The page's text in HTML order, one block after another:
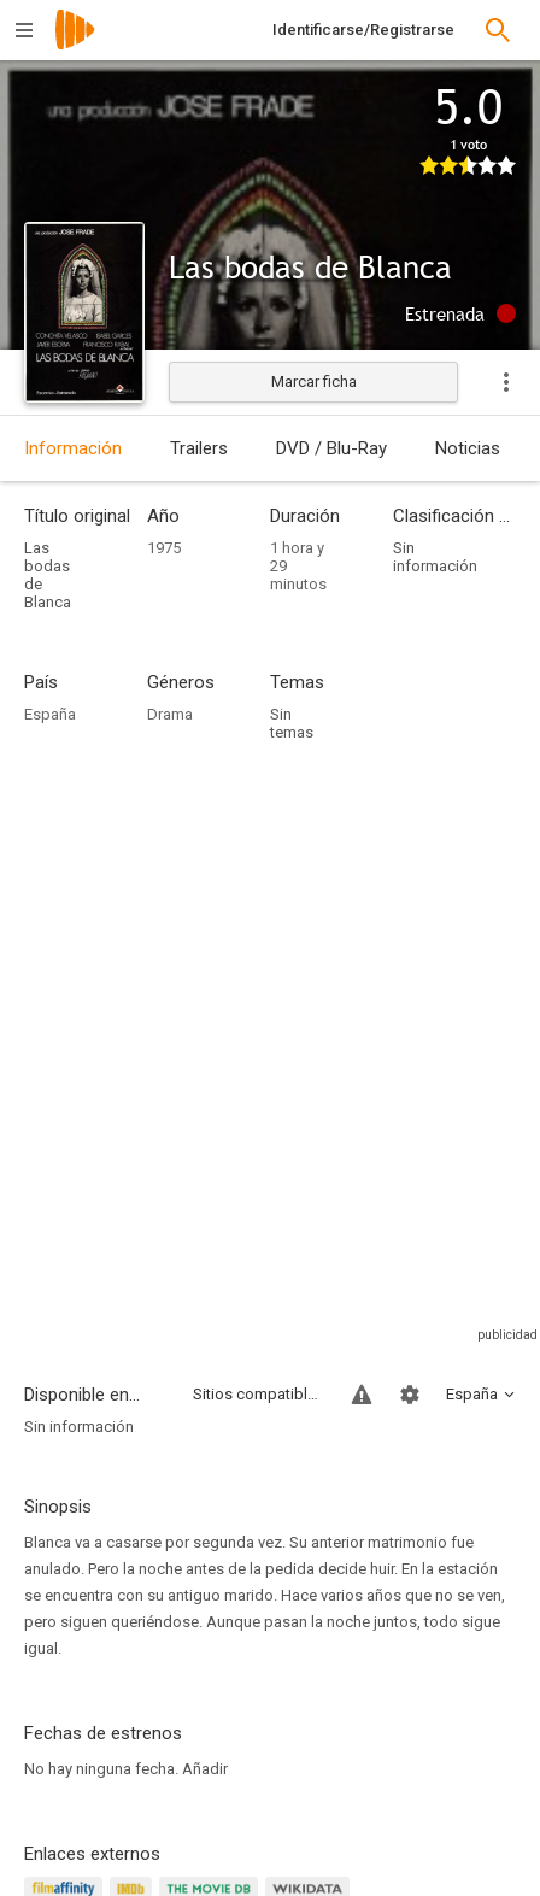
Identificarse/Registrarse
5.0
1 voto
Las bodas de Blanca
Estrenada
Marcar ficha
Información Trailers DVD / Blu-Ray Noticias
Título original
Las
bodas
de
Blanca
Año
1975
Duración
1 hora y
29
minutos
Clasificación por edades
Sin
información
País
España
Géneros
Drama
Temas
Sin
temas
Disponible en... España
Sitios compatibles
Sin información
Sinopsis
Blanca va a casarse por segunda vez. Su anterior matrimonio fue
anulado. Pero la noche antes de la pedida decide huir. En la estación
se encuentra con su antiguo marido. Hace varios años que no se ven,
pero siguen queriéndose. Aunque pasan la noche juntos, todo sigue
igual.
Fechas de estrenos
No hay ninguna fecha. Añadir
Enlaces externos